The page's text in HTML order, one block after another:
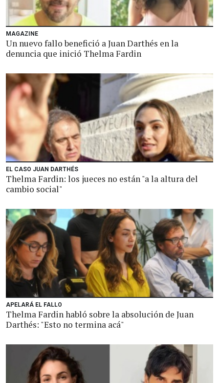
MAGAZINE
Un nuevo fallo benefició a Juan Darthés en la
denuncia que inició Thelma Fardin
EL CASO JUAN DARTHÉS
Thelma Fardin: los jueces no están "a la altura del
cambio social"
APELARÁ EL FALLO
Thelma Fardin habló sobre la absolución de Juan
Darthés: "Esto no termina acá"